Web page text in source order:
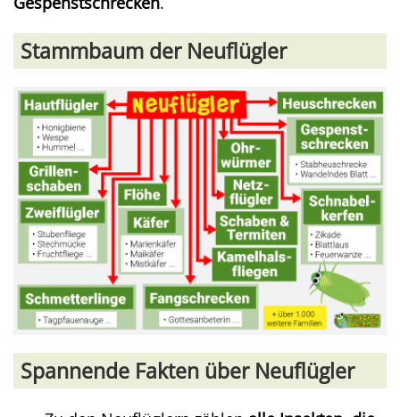
Stammbaum der Neuflügler
Spannende Fakten über Neuflügler